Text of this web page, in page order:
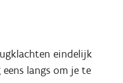
eindelijk
langs om je te